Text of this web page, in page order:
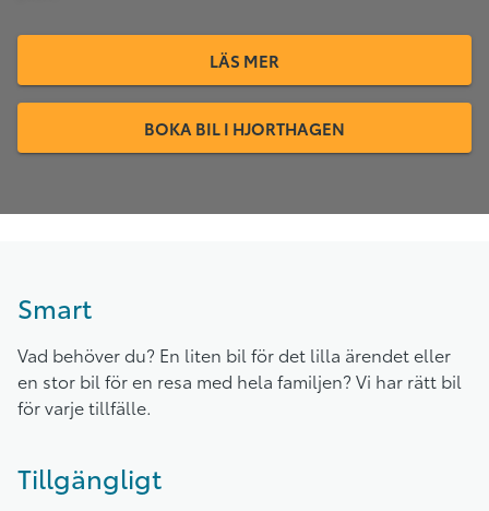
LÄS MER
BOKA BIL I HJORTHAGEN
Smart
Vad behöver du? En liten bil för det lilla ärendet eller
en stor bil för en resa med hela familjen? Vi har rätt bil
för varje tillfälle.
Tillgängligt